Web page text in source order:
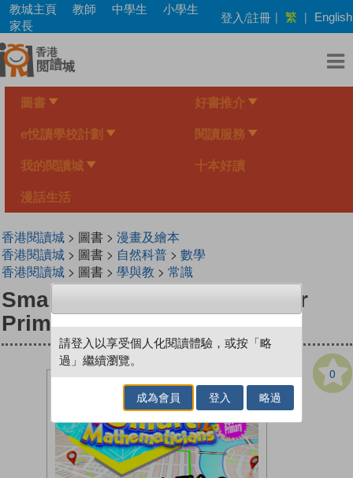
Skip
main
content
教城主頁 教師 中學生
小學生
家長
登入/註冊 | 繁 | English
圖書 好書推介
e悅讀學校計劃 閱讀服務
我的閱讀城 十本好讀
漫話生活
香港閱讀城> 圖書 > 漫畫及繪本
香港閱讀城> 圖書 > 自然科普> 數學
香港閱讀城> 圖書 > 學與教 > 常識
Smart Mathematicians Upper
Primary-21 Pursuing A Thief
0
請登入以享受個人化閱讀體驗，或按「略
過」繼續瀏覽。
成為會員 登入 略過